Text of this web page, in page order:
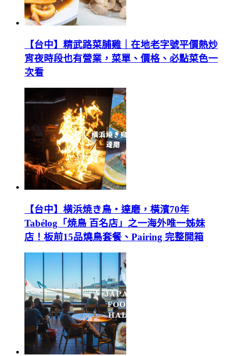
【台中】精武路菜脯雞｜在地老字號平價熱炒
宵夜時段也有營業，菜單、價格、必點菜色一
次看
【台中】横浜焼き鳥‧達磨，橫濱70年
Tabélog「焼鳥 百名店」之一海外唯一姊妹
店！板前15品燒鳥套餐、Pairing 完整開箱